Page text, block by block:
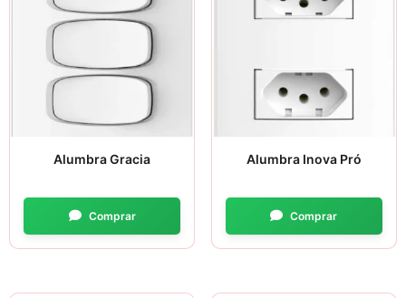
Alumbra Gracia Alumbra Inova Pró